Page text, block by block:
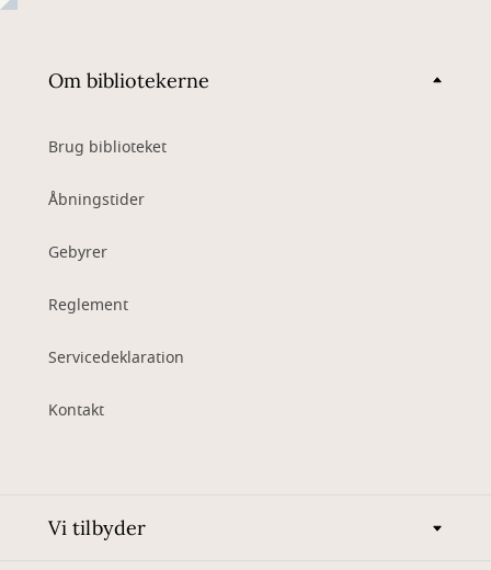
Om bibliotekerne
Brug biblioteket
Åbningstider
Gebyrer
Reglement
Servicedeklaration
Kontakt
Vi tilbyder